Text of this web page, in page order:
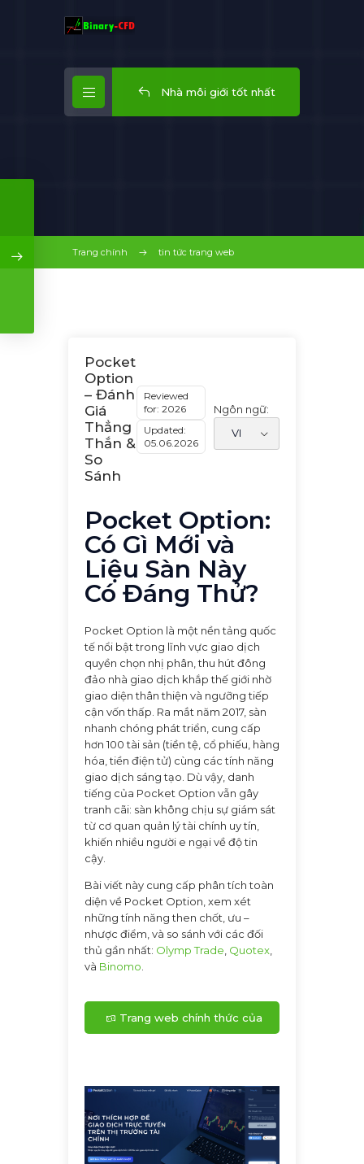
Nhà môi giới tốt nhất
Trang chính tin tức trang web
Pocket
Option
– Đánh
Giá
Thẳng
Thắn &
So
Sánh
Reviewed
for: 2026
Updated:
05.06.2026
Ngôn ngữ:
Pocket Option:
Có Gì Mới và
Liệu Sàn Này
Có Đáng Thử?
Pocket Option là một nền tảng quốc
tế nổi bật trong lĩnh vực giao dịch
quyền chọn nhị phân, thu hút đông
đảo nhà giao dịch khắp thế giới nhờ
giao diện thân thiện và ngưỡng tiếp
cận vốn thấp. Ra mắt năm 2017, sàn
nhanh chóng phát triển, cung cấp
hơn 100 tài sản (tiền tệ, cổ phiếu, hàng
hóa, tiền điện tử) cùng các tính năng
giao dịch sáng tạo. Dù vậy, danh
tiếng của Pocket Option vẫn gây
tranh cãi: sàn không chịu sự giám sát
từ cơ quan quản lý tài chính uy tín,
khiến nhiều người e ngại về độ tin
cậy.
Bài viết này cung cấp phân tích toàn
diện về Pocket Option, xem xét
những tính năng then chốt, ưu –
nhược điểm, và so sánh với các đối
thủ gần nhất: Olymp Trade Quotex
và Binomo
Trang web chính thức của